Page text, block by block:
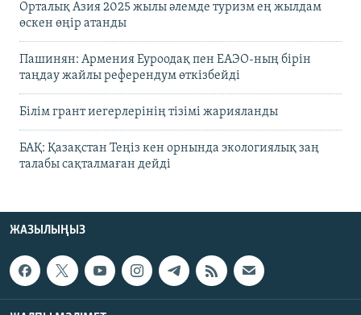
Орталық Азия 2025 жылы әлемде туризм ең жылдам
өскен өңір атанды
Пашинян: Армения Еуроодақ пен ЕАЭО-ның бірін
таңдау жайлы референдум өткізбейді
Білім грант иегерлерінің тізімі жарияланды
БАҚ: Қазақстан Теңіз кен орнында экологиялық заң
талабы сақталмаған дейді
ЖАЗЫЛЫҢЫЗ